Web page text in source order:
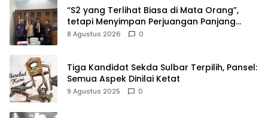
“S2 yang Terlihat Biasa di Mata Orang”,
tetapi Menyimpan Perjuangan Panjang
yang Tidak Semua Orang Tahu
8 Agustus 2026 0
Tiga Kandidat Sekda Sulbar Terpilih, Pansel:
Semua Aspek Dinilai Ketat
9 Agustus 2025 0